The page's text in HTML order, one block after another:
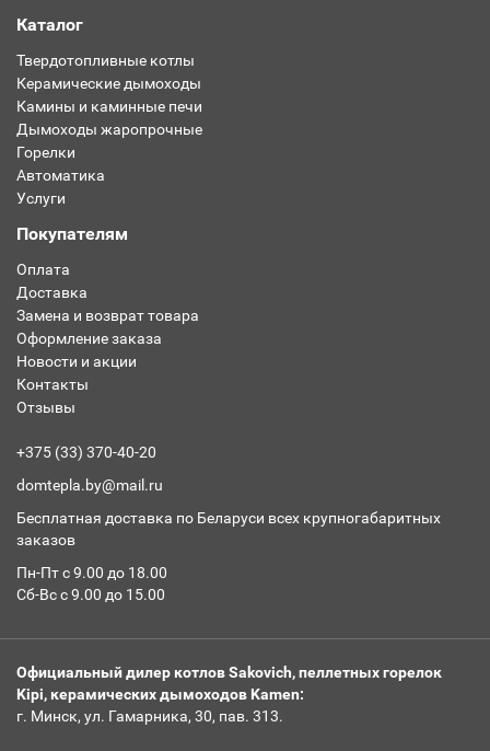
Каталог
Твердотопливные котлы
Керамические дымоходы
Камины и каминные печи
Дымоходы жаропрочные
Горелки
Автоматика
Услуги
Покупателям
Оплата
Доставка
Замена и возврат товара
Оформление заказа
Новости и акции
Контакты
Отзывы
+375 (33) 370-40-20
domtepla.by@mail.ru
Бесплатная доставка по Беларуси всех крупногабаритных
заказов
Пн-Пт с 9.00 до 18.00
Сб-Вс с 9.00 до 15.00
Официальный дилер котлов Sakovich, пеллетных горелок
Kipi, керамических дымоходов Kamen:
г. Минск, ул. Гамарника, 30, пав. 313.